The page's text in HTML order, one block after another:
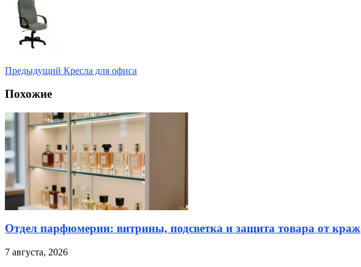
Предыдущий Кресла для офиса
Похожие
Отдел парфюмерии: витрины, подсветка и защита товара от краж
7 августа, 2026